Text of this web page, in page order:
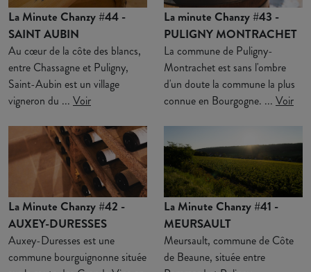
La Minute Chanzy #44 -
SAINT AUBIN
Au cœur de la côte des blancs,
entre Chassagne et Puligny,
Saint-Aubin est un village
vigneron du ... Voir
La minute Chanzy #43 -
PULIGNY MONTRACHET
La commune de Puligny-
Montrachet est sans l'ombre
d'un doute la commune la plus
connue en Bourgogne. ... Voir
La Minute Chanzy #42 -
AUXEY-DURESSES
Auxey-Duresses est une
commune bourguignonne située
La Minute Chanzy #41 -
MEURSAULT
Meursault, commune de Côte
de Beaune, située entre